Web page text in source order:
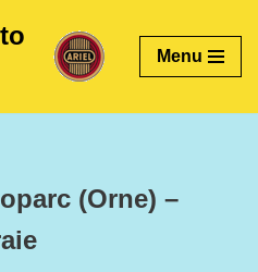
Menu
(Orne) –